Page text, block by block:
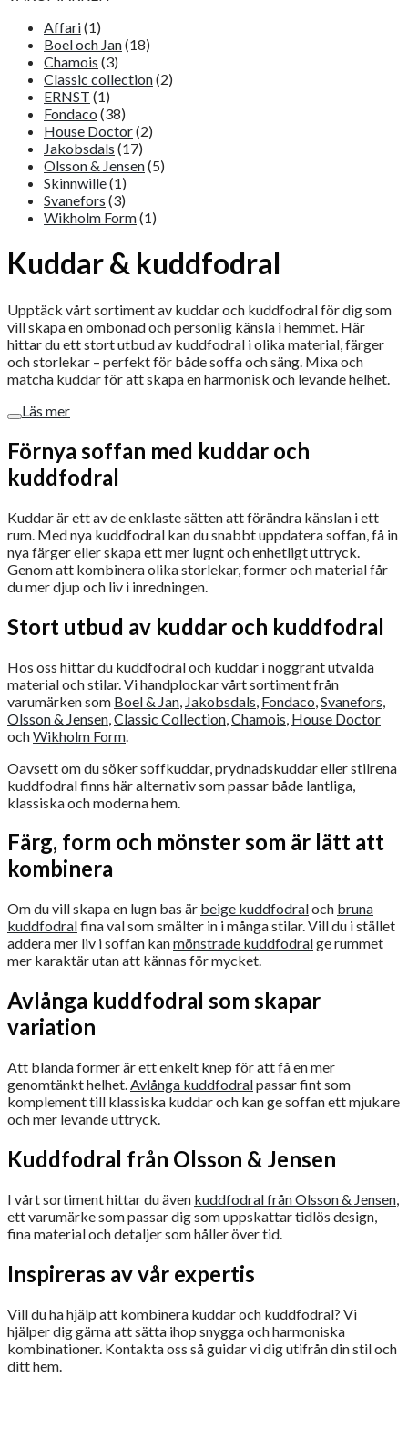
Affari(1)
Boel och Jan(18)
Chamois (3)
Classic collection(2)
ERNST (1)
Fondaco (38)
House Doctor(2)
Jakobsdals (17)
Olsson & Jensen(5)
Skinnwille(1)
Svanefors (3)
Wikholm Form(1)
Kuddar & kuddfodral
Upptäck vårt sortiment av kuddar och kuddfodral för dig som
vill skapa en ombonad och personlig känsla i hemmet. Här
hittar du ett stort utbud av kuddfodral i olika material, färger
och storlekar – perfekt för både soffa och säng. Mixa och
matcha kuddar för att skapa en harmonisk och levande helhet.
Läs mer
Förnya soffan med kuddar och
kuddfodral
Kuddar är ett av de enklaste sätten att förändra känslan i ett
rum. Med nya kuddfodral kan du snabbt uppdatera soffan, få in
nya färger eller skapa ett mer lugnt och enhetligt uttryck.
Genom att kombinera olika storlekar, former och material får
du mer djup och liv i inredningen.
Stort utbud av kuddar och kuddfodral
Hos oss hittar du kuddfodral och kuddar i noggrant utvalda
material och stilar. Vi handplockar vårt sortiment från
varumärken som Boel & Jan Jakobsdals Fondaco Svanefors
Olsson & Jensen Classic Collection Chamois House Doctor
ochWikholm Form
Oavsett om du söker soffkuddar, prydnadskuddar eller stilrena
kuddfodral finns här alternativ som passar både lantliga,
klassiska och moderna hem.
Färg, form och mönster som är lätt att
kombinera
Om du vill skapa en lugn bas är beige kuddfodraloch bruna
kuddfodralfina val som smälter in i många stilar. Vill du i stället
addera mer liv i soffan kanmönstrade kuddfodralge rummet
mer karaktär utan att kännas för mycket.
Avlånga kuddfodral som skapar
variation
Att blanda former är ett enkelt knep för att få en mer
genomtänkt helhet.Avlånga kuddfodralpassar fint som
komplement till klassiska kuddar och kan ge soffan ett mjukare
och mer levande uttryck.
Kuddfodral från Olsson & Jensen
I vårt sortiment hittar du även kuddfodral från Olsson & Jensen,
ett varumärke som passar dig som uppskattar tidlös design,
fina material och detaljer som håller över tid.
Inspireras av vår expertis
Vill du ha hjälp att kombinera kuddar och kuddfodral? Vi
hjälper dig gärna att sätta ihop snygga och harmoniska
kombinationer. Kontakta oss så guidar vi dig utifrån din stil och
ditt hem.